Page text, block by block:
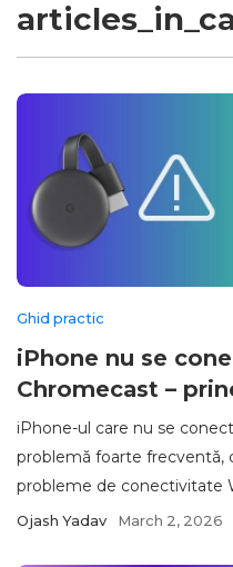
Ghid practic
iPhone nu se
Chromecast –
iPhone-ul care nu se
problemă foarte frecventă,
probleme de conectivitate
Ojash Yadav March 2, 2026